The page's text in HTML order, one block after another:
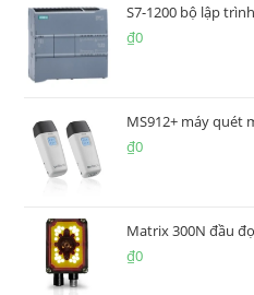
S7-1200 bộ lập
₫0
MS912+ máy quét
₫0
Matrix 300N đầu
₫0